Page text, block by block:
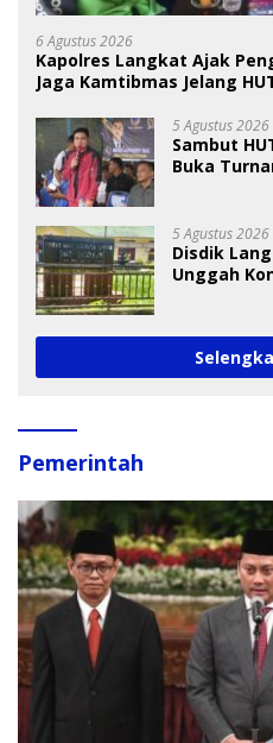
6 Agustus 2026
Kapolres Langkat Ajak
Jaga Kamtibmas Jelang
5 Agustus 2026
Sambut
Buka
5 Agustus 2026
Disdik
Unggah
Pemerintah